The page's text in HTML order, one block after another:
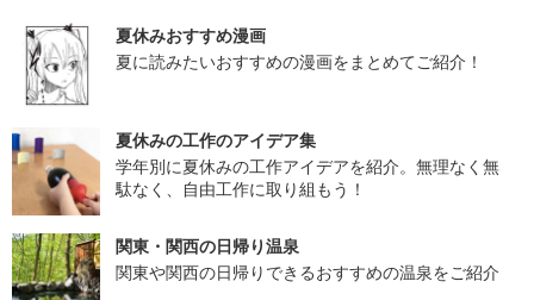
夏休みおすすめ漫画
夏に読みたいおすすめの漫画をまとめてご紹介！
夏休みの工作のアイデア集
学年別に夏休みの工作アイデアを紹介。無理なく無
駄なく、自由工作に取り組もう！
関東・関西の日帰り温泉
関東や関西の日帰りできるおすすめの温泉をご紹介